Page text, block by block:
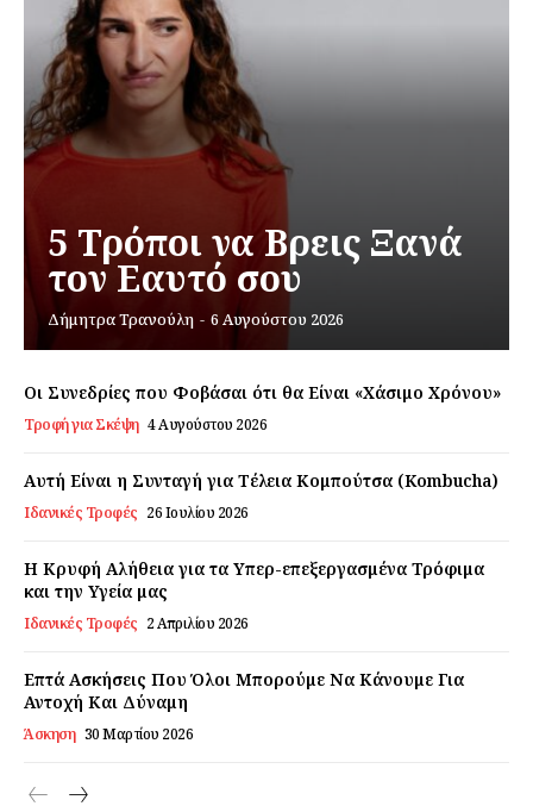
Εγγραφείτε τώρα!
Daily Food
Αποποίηση Ευθυνών
Ο λογαριασμός μου
5 Τρόποι να Βρεις Ξανά
τον Εαυτό σου
Δήμητρα Τρανούλη - 6 Αυγούστου 2026
Οι Συνεδρίες που Φοβάσαι ότι θα Είναι «Χάσιμο Χρόνου»
Τροφή για Σκέψη 4 Αυγούστου 2026
Αυτή Είναι η Συνταγή για Τέλεια Κομπούτσα (Kombucha)
Ιδανικές Τροφές 26 Ιουλίου 2026
Η Κρυφή Αλήθεια για τα Υπερ-επεξεργασμένα Τρόφιμα
και την Υγεία μας
Ιδανικές Τροφές 2 Απριλίου 2026
Επτά Ασκήσεις Που Όλοι Μπορούμε Να Κάνουμε Για
Αντοχή Και Δύναμη
Άσκηση 30 Μαρτίου 2026